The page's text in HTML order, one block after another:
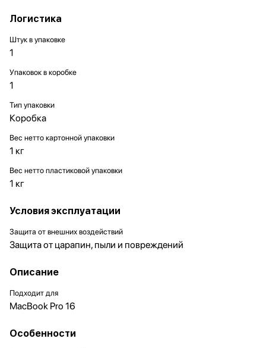
Логистика
Штук в упаковке
1
Упаковок в коробке
1
Тип упаковки
Коробка
Вес нетто картонной упаковки
1 кг
Вес нетто пластиковой упаковки
1 кг
Условия эксплуатации
Защита от внешних воздействий
Защита от царапин, пыли и повреждений
Описание
Подходит для
MacBook Pro 16
Особенности